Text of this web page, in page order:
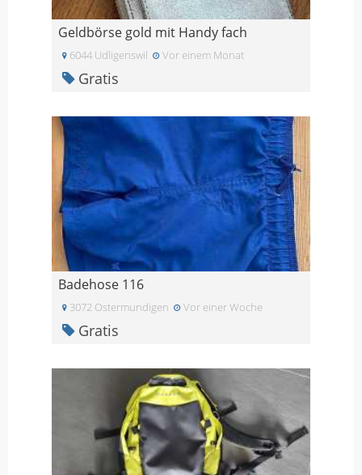
Geldbörse gold mit Handy fach
6044 Udligenswil Vor einem Monat
Gratis
Badehose 116
3072 Ostermundigen Vor einer Woche
Gratis